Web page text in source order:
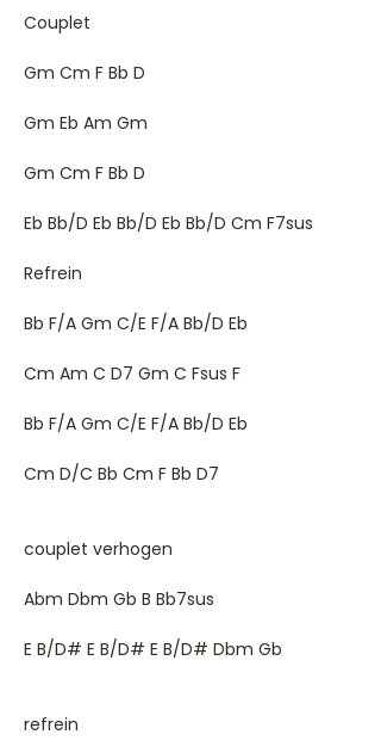
Couplet
Gm Cm F Bb D
Gm Eb Am Gm
Gm Cm F Bb D
Eb Bb/D Eb Bb/D Eb Bb/D Cm F7sus
Refrein
Bb F/A Gm C/E F/A Bb/D Eb
Cm Am C D7 Gm C Fsus F
Bb F/A Gm C/E F/A Bb/D Eb
Cm D/C Bb Cm F Bb D7
couplet verhogen
Abm Dbm Gb B Bb7sus
E B/D# E B/D# E B/D# Dbm Gb
refrein